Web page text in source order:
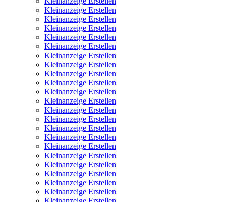
Kleinanzeige Erstellen
Kleinanzeige Erstellen
Kleinanzeige Erstellen
Kleinanzeige Erstellen
Kleinanzeige Erstellen
Kleinanzeige Erstellen
Kleinanzeige Erstellen
Kleinanzeige Erstellen
Kleinanzeige Erstellen
Kleinanzeige Erstellen
Kleinanzeige Erstellen
Kleinanzeige Erstellen
Kleinanzeige Erstellen
Kleinanzeige Erstellen
Kleinanzeige Erstellen
Kleinanzeige Erstellen
Kleinanzeige Erstellen
Kleinanzeige Erstellen
Kleinanzeige Erstellen
Kleinanzeige Erstellen
Kleinanzeige Erstellen